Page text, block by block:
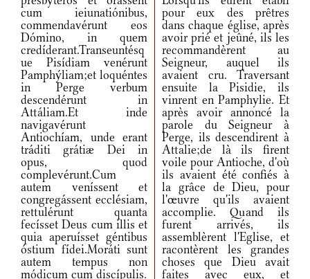
cum ieiunatiónibus,
commendavérunt eos
Dómino, in quem
credíderant.Transeuntésq
ue Pisídiam venérunt
Pamphýliam;et loquéntes
in Perge verbum
descendérunt in
Attáliam.Et inde
navigavérunt
Antiochíam, unde erant
tráditi grátiæ Dei in
opus, quod
complevérunt.Cum
autem veníssent et
congregássent ecclésiam,
rettulérunt quanta
fecísset Deus cum illis et
quia aperuísset géntibus
óstium fídei.Moráti sunt
autem tempus non
módicum cum discípulis.
pour eux des prêtres
dans chaque église, après
avoir prié et jeûné, ils les
recommandèrent au
Seigneur, auquel ils
avaient cru. Traversant
ensuite la Pisidie, ils
vinrent en Pamphylie. Et
après avoir annoncé la
parole du Seigneur à
Perge, ils descendirent à
Attalie;de là ils firent
voile pour Antioche, d'où
ils avaient été confiés à
la grâce de Dieu, pour
l'œuvre qu'ils avaient
accomplie. Quand ils
furent arrivés, ils
assemblèrent l'Eglise, et
racontèrent les grandes
choses que Dieu avait
faites avec eux, et